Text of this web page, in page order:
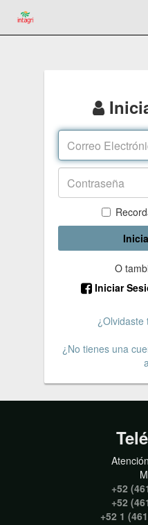
O
Iniciar
¿Olvidaste
¿No tienes una
+52
+52
+52 1